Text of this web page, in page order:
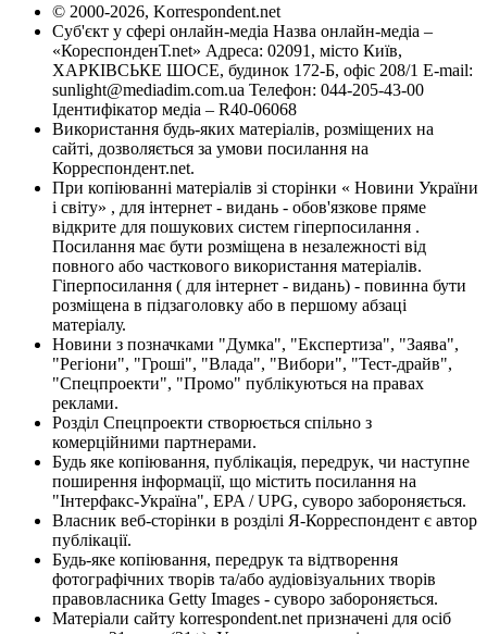
© 2000-2026, Korrespondent.net
Суб'єкт у сфері онлайн-медіа Назва онлайн-медіа –
«КореспонденТ.net» Адреса: 02091, місто Київ,
ХАРКІВСЬКЕ ШОСЕ, будинок 172-Б, офіс 208/1 E-mail:
sunlight@mediadim.com.ua Телефон: 044-205-43-00
Ідентифікатор медіа – R40-06068
Використання будь-яких матеріалів, розміщених на
сайті, дозволяється за умови посилання на
Корреспондент.net.
При копіюванні матеріалів зі сторінки « Новини України
і світу» , для інтернет - видань - обов'язкове пряме
відкрите для пошукових систем гіперпосилання .
Посилання має бути розміщена в незалежності від
повного або часткового використання матеріалів.
Гіперпосилання ( для інтернет - видань) - повинна бути
розміщена в підзаголовку або в першому абзаці
матеріалу.
Новини з позначками "Думка", "Експертиза", "Заява",
"Регіони", "Гроші", "Влада", "Вибори", "Тест-драйв",
"Спецпроекти", "Промо" публікуються на правах
реклами.
Розділ Спецпроекти створюється спільно з
комерційними партнерами.
Будь яке копіювання, публікація, передрук, чи наступне
поширення інформації, що містить посилання на
"Інтерфакс-Україна", EPA / UPG, суворо забороняється.
Власник веб-сторінки в розділі Я-Корреспондент є автор
публікації.
Будь-яке копіювання, передрук та відтворення
фотографічних творів та/або аудіовізуальних творів
правовласника Getty Images - суворо забороняється.
Матеріали сайту korrespondent.net призначені для осіб